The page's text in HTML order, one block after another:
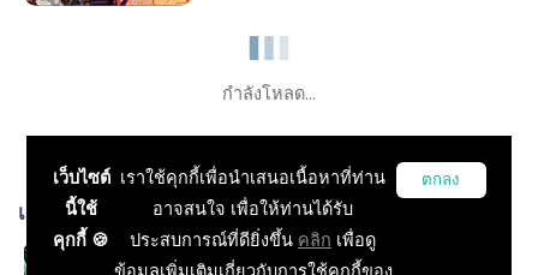
กำลังโหลด...
เกมส์ที่เกี่ยวข้อง
Sword Art Online Variant Showdown
เว็บไซต์
นี้ใช้
คุกกี้ 🍪
เราใช้คุกกี้เพื่อนำเสนอเนื้อหาที่ท่าน
อาจสนใจ เพื่อให้ท่านได้รับ
ประสบการณ์ที่ดียิ่งขึ้น คลิก เพื่อดู
ข้อมูลเพิ่มเติมเกี่ยวกับการใช้คุกกี้ของ
ตกลง